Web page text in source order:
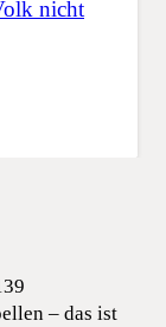
nicht
– das ist